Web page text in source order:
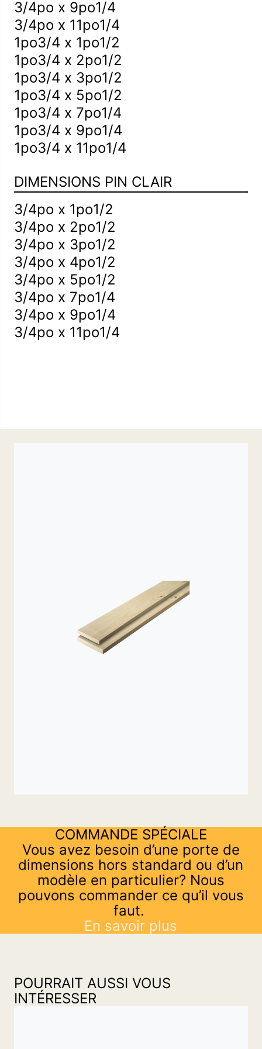
3/4po x 9po1/4
3/4po x 11po1/4
1po3/4 x 1po1/2
1po3/4 x 2po1/2
1po3/4 x 3po1/2
1po3/4 x 5po1/2
1po3/4 x 7po1/4
1po3/4 x 9po1/4
1po3/4 x 11po1/4
DIMENSIONS PIN CLAIR
3/4po x 1po1/2
3/4po x 2po1/2
3/4po x 3po1/2
3/4po x 4po1/2
3/4po x 5po1/2
3/4po x 7po1/4
3/4po x 9po1/4
3/4po x 11po1/4
COMMANDE SPÉCIALE
Vous avez besoin d’une porte de
dimensions hors standard ou d’un
modèle en particulier? Nous
pouvons commander ce qu’il vous
faut.
En savoir plus
POURRAIT AUSSI VOUS
INTÉRESSER